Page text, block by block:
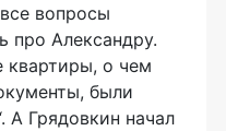
вопросы
про Александру.
квартиры, о чем
были
А Грядовкин начал